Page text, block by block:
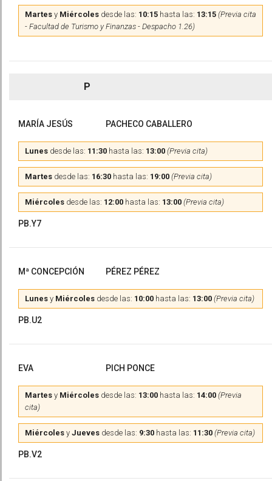
Martes y Miércoles desde las: 10:15 hasta las: 13:15 (Previa cita
- Facultad de Turismo y Finanzas - Despacho 1.26)
P
MARÍA JESÚS PACHECO CABALLERO
Lunes desde las: 11:30 hasta las: 13:00 (Previa cita)
Martes desde las: 16:30 hasta las: 19:00 (Previa cita)
Miércoles desde las: 12:00 hasta las: 13:00 (Previa cita)
PB.Y7
Mª CONCEPCIÓN PÉREZ PÉREZ
Lunes y Miércoles desde las: 10:00 hasta las: 13:00 (Previa cita)
PB.U2
EVA PICH PONCE
Martes y Miércoles desde las: 13:00 hasta las: 14:00 (Previa
cita)
Miércoles y Jueves desde las: 9:30 hasta las: 11:30 (Previa cita)
PB.V2